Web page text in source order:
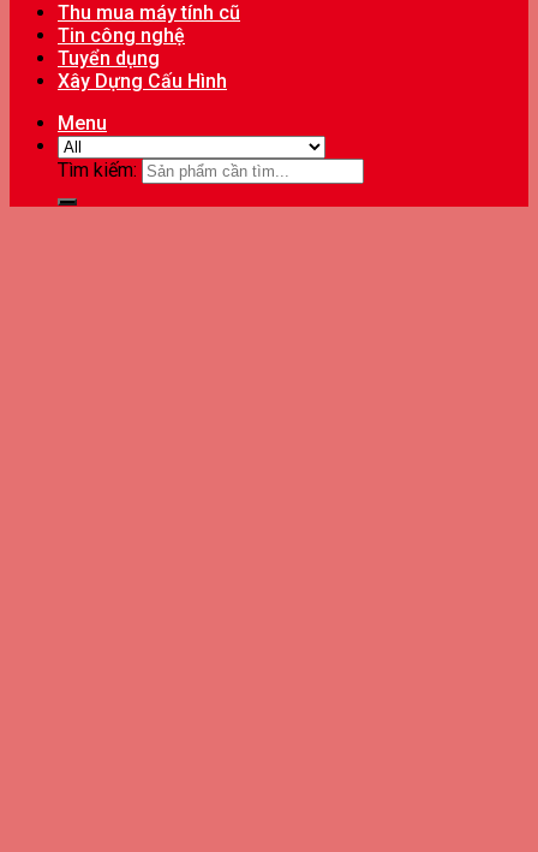
Thu mua máy tính cũ
Tin công nghệ
Tuyển dụng
Xây Dựng Cấu Hình
Menu
Tìm kiếm: